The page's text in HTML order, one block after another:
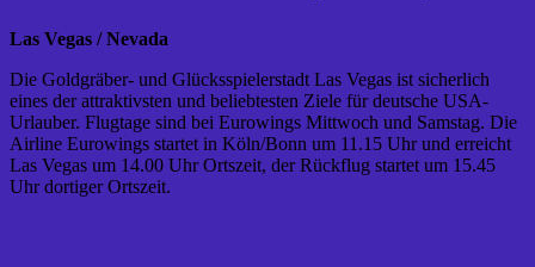
Las Vegas / Nevada
Die Goldgräber- und Glücksspielerstadt Las Vegas ist sicherlich
eines der attraktivsten und beliebtesten Ziele für deutsche USA-
Urlauber. Flugtage sind bei Eurowings Mittwoch und Samstag. Die
Airline Eurowings startet in Köln/Bonn um 11.15 Uhr und erreicht
Las Vegas um 14.00 Uhr Ortszeit, der Rückflug startet um 15.45
Uhr dortiger Ortszeit.